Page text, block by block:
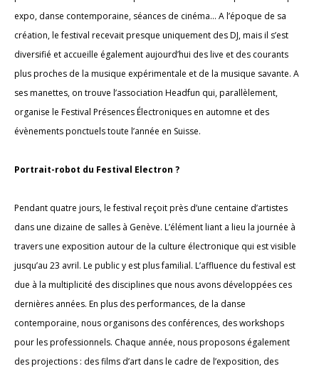
expo, danse contemporaine, séances de cinéma… A l’époque de sa
création, le festival recevait presque uniquement des DJ, mais il s’est
diversifié et accueille également aujourd’hui des live et des courants
plus proches de la musique expérimentale et de la musique savante. A
ses manettes, on trouve l’association Headfun qui, parallèlement,
organise le Festival Présences Électroniques en automne et des
évènements ponctuels toute l’année en Suisse.
Portrait-robot du Festival Electron ?
Pendant quatre jours, le festival reçoit près d’une centaine d’artistes
dans une dizaine de salles à Genève. L’élément liant a lieu la journée à
travers une exposition autour de la culture électronique qui est visible
jusqu’au 23 avril. Le public y est plus familial. L’affluence du festival est
due à la multiplicité des disciplines que nous avons développées ces
dernières années. En plus des performances, de la danse
contemporaine, nous organisons des conférences, des workshops
pour les professionnels. Chaque année, nous proposons également
des projections : des films d’art dans le cadre de l’exposition, des